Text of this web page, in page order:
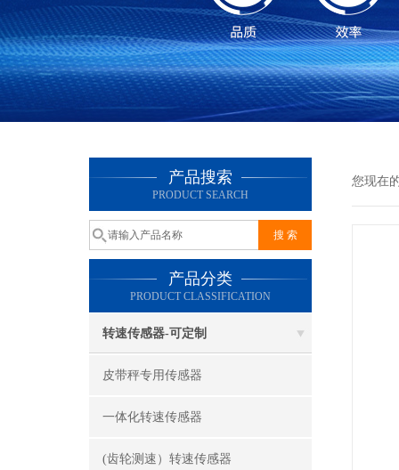
产品搜索
PRODUCT SEARCH
产品分类
PRODUCT CLASSIFICATION
转速传感器-可定制
皮带秤专用传感器
一体化转速传感器
(齿轮测速）转速传感器
您现在